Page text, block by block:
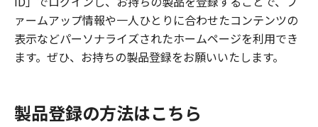
ァームアップ情報や一人ひとりに合わせたコンテンツの
表示などパーソナライズされたホームページを利用でき
ます。ぜひ、お持ちの製品登録をお願いいたします。
製品登録の方法はこちら